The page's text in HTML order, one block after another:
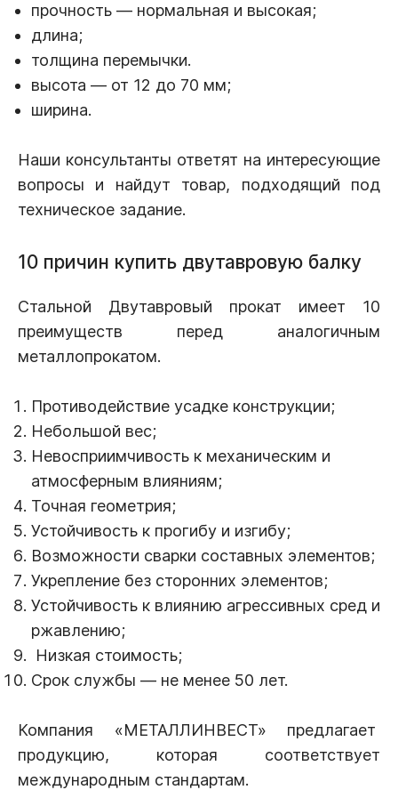
прочность — нормальная и высокая;
длина;
толщина перемычки.
высота — от 12 до 70 мм;
ширина.
Наши консультанты ответят на интересующие
вопросы и найдут товар, подходящий под
техническое задание.
10 причин купить двутавровую балку
Стальной Двутавровый прокат имеет 10
преимуществ перед аналогичным
металлопрокатом.
Противодействие усадке конструкции;
Небольшой вес;
Невосприимчивость к механическим и
атмосферным влияниям;
Точная геометрия;
Устойчивость к прогибу и изгибу;
Возможности сварки составных элементов;
Укрепление без сторонних элементов;
Устойчивость к влиянию агрессивных сред и
ржавлению;
Низкая стоимость;
Срок службы — не менее 50 лет.
Компания «МЕТАЛЛИНВЕСТ» предлагает
продукцию, которая соответствует
международным стандартам.